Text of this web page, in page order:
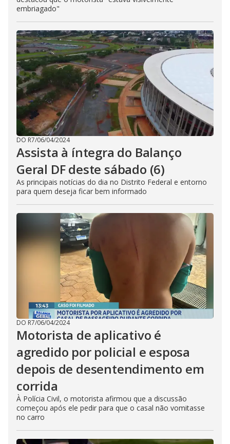
embriagado"
DO R7/06/04/2024
Assista à íntegra do Balanço
Geral DF deste sábado (6)
As principais notícias do dia no Distrito Federal e entorno
para quem deseja ficar bem informado
DO R7/06/04/2024
Motorista de aplicativo é
agredido por policial e esposa
depois de desentendimento em
corrida
À Polícia Civil, o motorista afirmou que a discussão
começou após ele pedir para que o casal não vomitasse
no carro